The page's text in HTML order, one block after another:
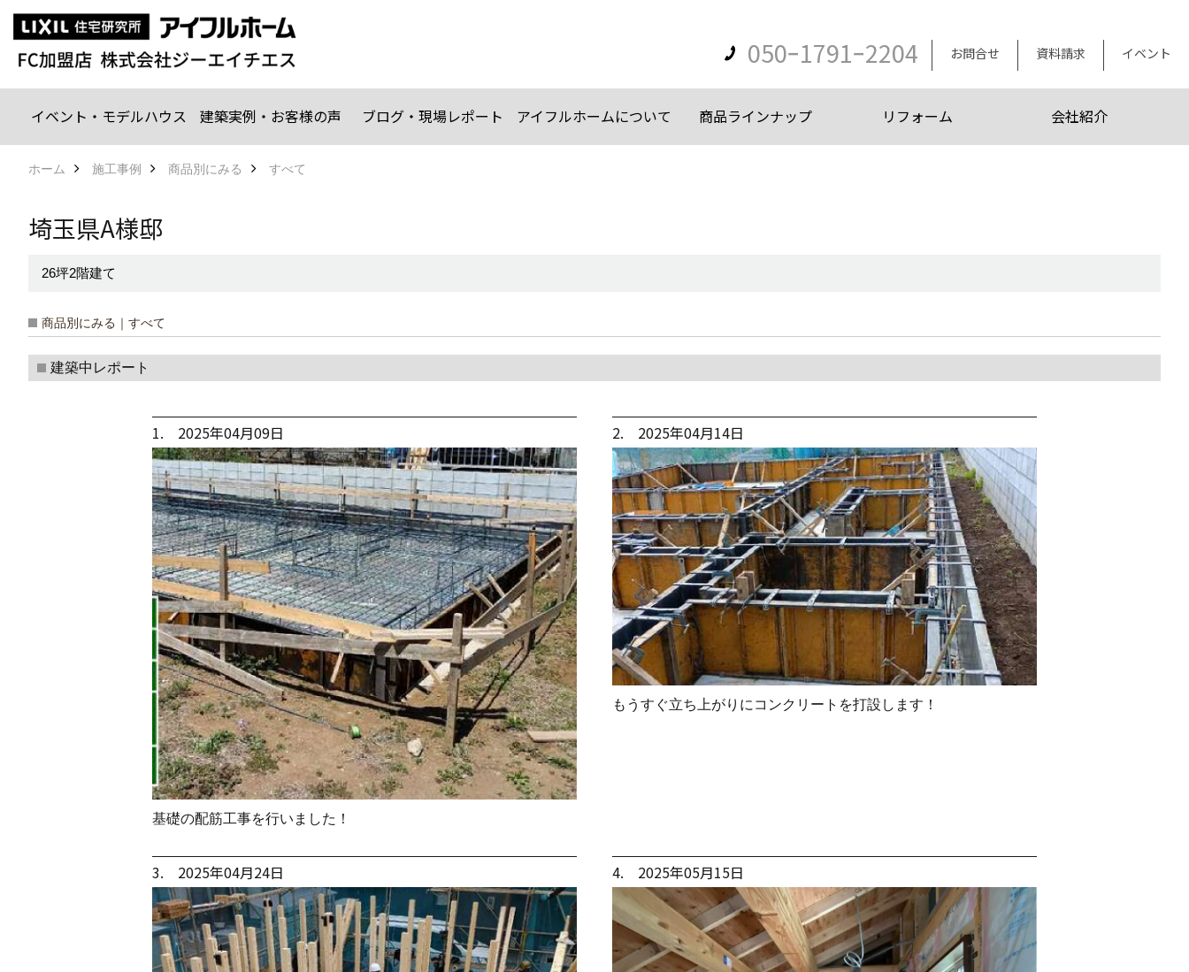
050ｰ1791ｰ2204 お問合せ 資料請求 イベント
イベント・モデルハウス 建築実例・お客様の声 ブログ・現場レポート アイフルホームについて 商品ラインナップ リフォーム 会社紹介
ホーム 施工事例 商品別にみる すべて
埼玉県A様邸
26坪2階建て
商品別にみる｜すべて
建築中レポート
1. 2025年04月09日
基礎の配筋工事を行いました！
2. 2025年04月14日
もうすぐ立ち上がりにコンクリートを打設します！
3. 2025年04月24日 4. 2025年05月15日